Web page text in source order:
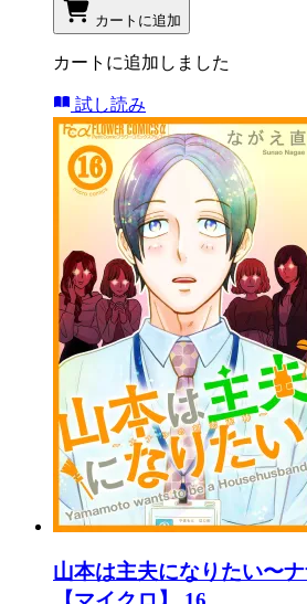
カートに追加
カートに追加しました
試し読み
山本は主夫になりたい〜